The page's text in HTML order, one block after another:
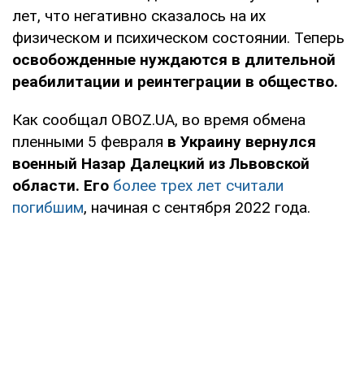
лет, что негативно сказалось на их
физическом и психическом состоянии. Теперь
освобожденные нуждаются в длительной
реабилитации и реинтеграции в общество.
Как сообщал OBOZ.UA, во время обмена
пленными 5 февраля в Украину вернулся
военный Назар Далецкий из Львовской
области. Его более трех лет считали
погибшим, начиная с сентября 2022 года.